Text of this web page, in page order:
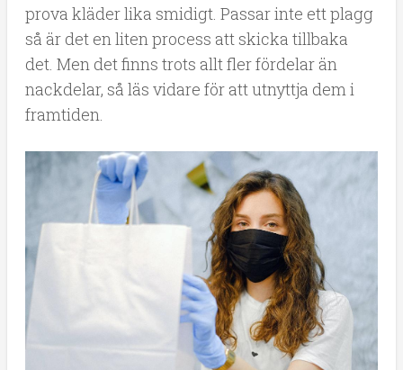
prova kläder lika smidigt. Passar inte ett plagg
så är det en liten process att skicka tillbaka
det. Men det finns trots allt fler fördelar än
nackdelar, så läs vidare för att utnyttja dem i
framtiden.